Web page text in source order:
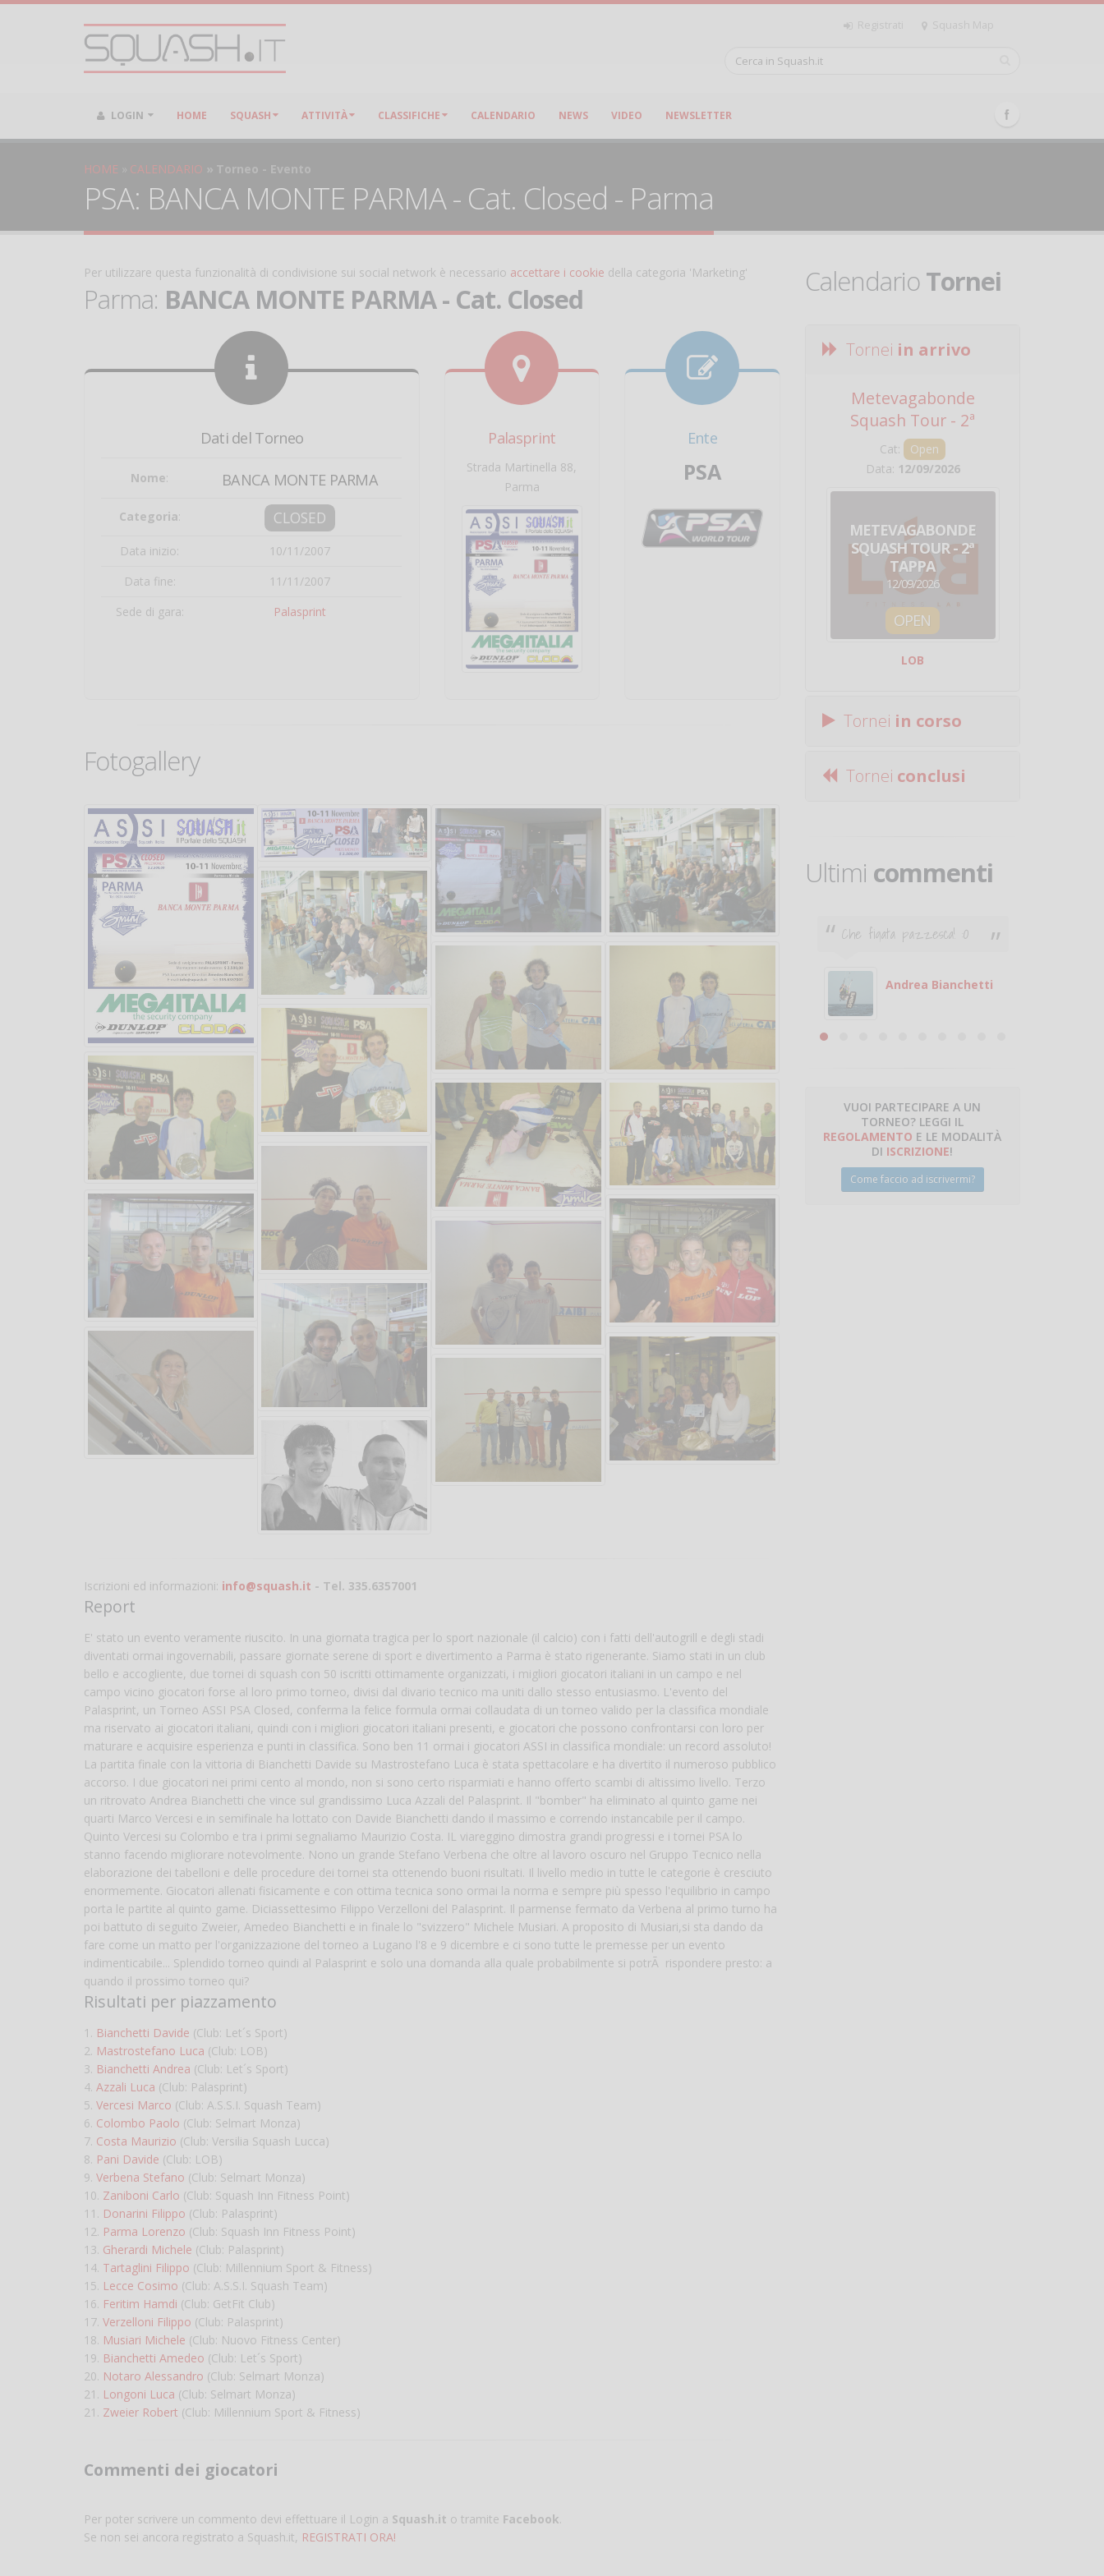
Registrati Squash Map
LOGIN HOME SQUASH ATTIVITÀ CLASSIFICHE CALENDARIO NEWS VIDEO NEWSLETTER
HOME CALENDARIO Torneo - Evento
PSA: BANCA MONTE PARMA - Cat. Closed - Parma
Per utilizzare questa funzionalità di condivisione sui social network è necessario accettare i cookie della categoria 'Marketing'
Parma: BANCA MONTE PARMA - Cat. Closed
Dati del Torneo
Nome: BANCA MONTE PARMA
Categoria: CLOSED
Data inizio:
10/11/2007
Data fine:
11/11/2007
Sede di gara:
Palasprint
Palasprint
Strada Martinella 88,
Parma
Ente
PSA
Fotogallery
Iscrizioni ed informazioni: info@squash.it - Tel. 335.6357001
Report
E' stato un evento veramente riuscito. In una giornata tragica per lo sport nazionale (il calcio) con i fatti dell'autogrill e degli stadi
diventati ormai ingovernabili, passare giornate serene di sport e divertimento a Parma è stato rigenerante. Siamo stati in un club
bello e accogliente, due tornei di squash con 50 iscritti ottimamente organizzati, i migliori giocatori italiani in un campo e nel
campo vicino giocatori forse al loro primo torneo, divisi dal divario tecnico ma uniti dallo stesso entusiasmo. L'evento del
Palasprint, un Torneo ASSI PSA Closed, conferma la felice formula ormai collaudata di un torneo valido per la classifica mondiale
ma riservato ai giocatori italiani, quindi con i migliori giocatori italiani presenti, e giocatori che possono confrontarsi con loro per
maturare e acquisire esperienza e punti in classifica. Sono ben 11 ormai i giocatori ASSI in classifica mondiale: un record assoluto!
La partita finale con la vittoria di Bianchetti Davide su Mastrostefano Luca è stata spettacolare e ha divertito il numeroso pubblico
accorso. I due giocatori nei primi cento al mondo, non si sono certo risparmiati e hanno offerto scambi di altissimo livello. Terzo
un ritrovato Andrea Bianchetti che vince sul grandissimo Luca Azzali del Palasprint. Il "bomber" ha eliminato al quinto game nei
quarti Marco Vercesi e in semifinale ha lottato con Davide Bianchetti dando il massimo e correndo instancabile per il campo.
Quinto Vercesi su Colombo e tra i primi segnaliamo Maurizio Costa. IL viareggino dimostra grandi progressi e i tornei PSA lo
stanno facendo migliorare notevolmente. Nono un grande Stefano Verbena che oltre al lavoro oscuro nel Gruppo Tecnico nella
elaborazione dei tabelloni e delle procedure dei tornei sta ottenendo buoni risultati. Il livello medio in tutte le categorie è cresciuto
enormemente. Giocatori allenati fisicamente e con ottima tecnica sono ormai la norma e sempre più spesso l'equilibrio in campo
porta le partite al quinto game. Diciassettesimo Filippo Verzelloni del Palasprint. Il parmense fermato da Verbena al primo turno ha
poi battuto di seguito Zweier, Amedeo Bianchetti e in finale lo "svizzero" Michele Musiari. A proposito di Musiari,si sta dando da
fare come un matto per l'organizzazione del torneo a Lugano l'8 e 9 dicembre e ci sono tutte le premesse per un evento
indimenticabile... Splendido torneo quindi al Palasprint e solo una domanda alla quale probabilmente si potrÃ rispondere presto: a
quando il prossimo torneo qui?
Risultati per piazzamento
1. Bianchetti Davide (Club: Let´s Sport)
2. Mastrostefano Luca (Club: LOB)
3. Bianchetti Andrea (Club: Let´s Sport)
4. Azzali Luca (Club: Palasprint)
5. Vercesi Marco (Club: A.S.S.I. Squash Team)
6. Colombo Paolo (Club: Selmart Monza)
7. Costa Maurizio (Club: Versilia Squash Lucca)
8. Pani Davide (Club: LOB)
9. Verbena Stefano (Club: Selmart Monza)
10. Zaniboni Carlo (Club: Squash Inn Fitness Point)
11. Donarini Filippo (Club: Palasprint)
12. Parma Lorenzo (Club: Squash Inn Fitness Point)
13. Gherardi Michele (Club: Palasprint)
14. Tartaglini Filippo (Club: Millennium Sport & Fitness)
15. Lecce Cosimo (Club: A.S.S.I. Squash Team)
16. Feritim Hamdi (Club: GetFit Club)
17. Verzelloni Filippo (Club: Palasprint)
18. Musiari Michele (Club: Nuovo Fitness Center)
19. Bianchetti Amedeo (Club: Let´s Sport)
20. Notaro Alessandro (Club: Selmart Monza)
21. Longoni Luca (Club: Selmart Monza)
21. Zweier Robert (Club: Millennium Sport & Fitness)
Commenti dei giocatori
Per poter scrivere un commento devi effettuare il Login a Squash.it o tramite Facebook.
Se non sei ancora registrato a Squash.it, REGISTRATI ORA!
CalendarioTornei
Tornei in arrivo
Metevagabonde
Squash Tour - 2ª
Tappa
Cat:
Open
Data: 12/09/2026
METEVAGABONDE
SQUASH TOUR - 2ª
TAPPA
12/09/2026
OPEN
LOB
Tornei in corso
Tornei conclusi
Ultimi commenti
Salve,
come fare per prenotare
il campo per giocare con
un mio amico?
Devo chiamare il numero
telefonico o si può fare
online?
Grazie
Vanessa Catalano
Che figata pazzesca! :O Ciao. Sono a Treviglio da
puoi giocare fammi sapere.
VUOI PARTECIPARE A UN
TORNEO? LEGGI IL
REGOLAMENTO E LE MODALITÀ
DI ISCRIZIONE!
Come faccio ad iscrivermi?